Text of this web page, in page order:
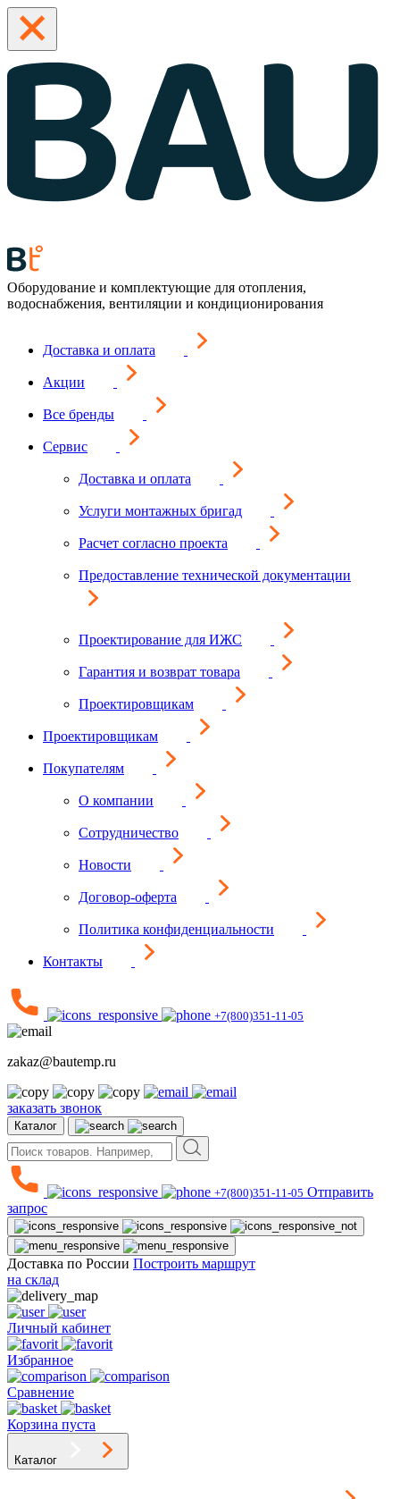
Оборудование и комплектующие для отопления,
водоснабжения, вентиляции и кондиционирования
Доставка и оплата
Акции
Все бренды
Сервис
Доставка и оплата
Услуги монтажных бригад
Расчет согласно проекта
Предоставление технической документации
Проектирование для ИЖС
Гарантия и возврат товара
Проектировщикам
Проектировщикам
Покупателям
О компании
Сотрудничество
Новости
Договор-оферта
Политика конфиденциальности
Контакты
+7(800)351-11-05
zakaz@bautemp.ru
заказать звонок
Каталог
+7(800)351-11-05 Отправить
запрос
Доставка по России Построить маршрут
на склад
Личный кабинет
Избранное
Сравнение
Корзина пуста
Каталог